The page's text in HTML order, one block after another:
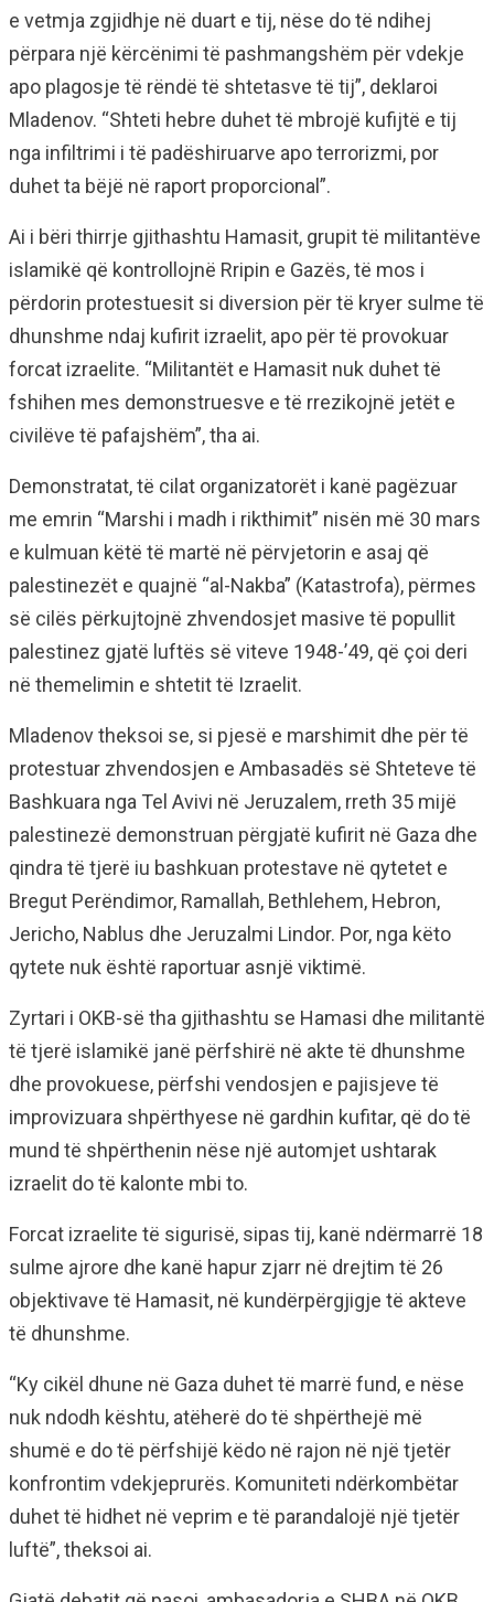
e vetmja zgjidhje në duart e tij, nëse do të ndihej
përpara një kërcënimi të pashmangshëm për vdekje
apo plagosje të rëndë të shtetasve të tij”, deklaroi
Mladenov. “Shteti hebre duhet të mbrojë kufijtë e tij
nga infiltrimi i të padëshiruarve apo terrorizmi, por
duhet ta bëjë në raport proporcional”.
Ai i bëri thirrje gjithashtu Hamasit, grupit të militantëve
islamikë që kontrollojnë Rripin e Gazës, të mos i
përdorin protestuesit si diversion për të kryer sulme të
dhunshme ndaj kufirit izraelit, apo për të provokuar
forcat izraelite. “Militantët e Hamasit nuk duhet të
fshihen mes demonstruesve e të rrezikojnë jetët e
civilëve të pafajshëm”, tha ai.
Demonstratat, të cilat organizatorët i kanë pagëzuar
me emrin “Marshi i madh i rikthimit” nisën më 30 mars
e kulmuan këtë të martë në përvjetorin e asaj që
palestinezët e quajnë “al-Nakba” (Katastrofa), përmes
së cilës përkujtojnë zhvendosjet masive të popullit
palestinez gjatë luftës së viteve 1948-’49, që çoi deri
në themelimin e shtetit të Izraelit.
Mladenov theksoi se, si pjesë e marshimit dhe për të
protestuar zhvendosjen e Ambasadës së Shteteve të
Bashkuara nga Tel Avivi në Jeruzalem, rreth 35 mijë
palestinezë demonstruan përgjatë kufirit në Gaza dhe
qindra të tjerë iu bashkuan protestave në qytetet e
Bregut Perëndimor, Ramallah, Bethlehem, Hebron,
Jericho, Nablus dhe Jeruzalmi Lindor. Por, nga këto
qytete nuk është raportuar asnjë viktimë.
Zyrtari i OKB-së tha gjithashtu se Hamasi dhe militantë
të tjerë islamikë janë përfshirë në akte të dhunshme
dhe provokuese, përfshi vendosjen e pajisjeve të
improvizuara shpërthyese në gardhin kufitar, që do të
mund të shpërthenin nëse një automjet ushtarak
izraelit do të kalonte mbi to.
Forcat izraelite të sigurisë, sipas tij, kanë ndërmarrë 18
sulme ajrore dhe kanë hapur zjarr në drejtim të 26
objektivave të Hamasit, në kundërpërgjigje të akteve
të dhunshme.
“Ky cikël dhune në Gaza duhet të marrë fund, e nëse
nuk ndodh kështu, atëherë do të shpërthejë më
shumë e do të përfshijë këdo në rajon në një tjetër
konfrontim vdekjeprurës. Komuniteti ndërkombëtar
duhet të hidhet në veprim e të parandalojë një tjetër
luftë”, theksoi ai.